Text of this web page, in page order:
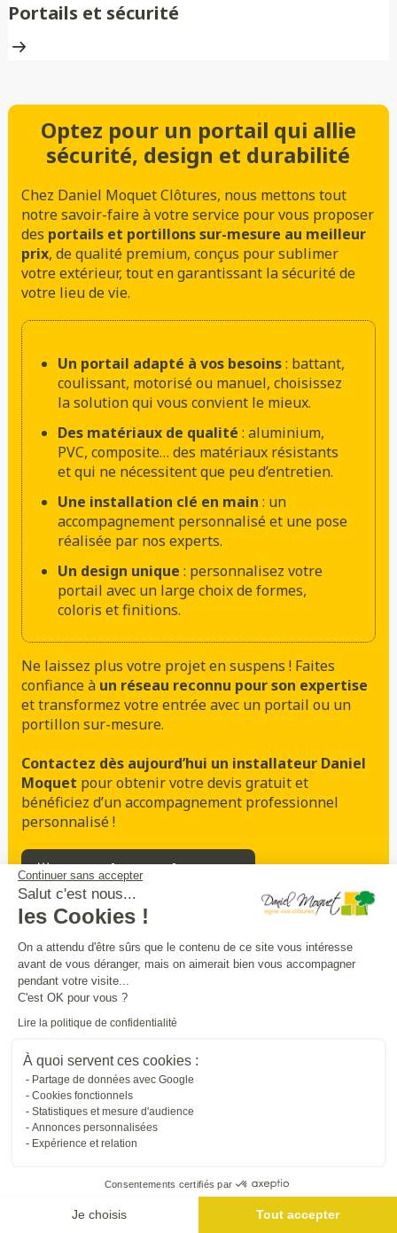
Continuer sans accepter
Salut c'est nous...
les Cookies !
On a attendu d'être sûrs que le contenu de ce site vous intéresse
avant de vous déranger, mais on aimerait bien vous accompagner
pendant votre visite...
C'est OK pour vous ?
Lire la politique de confidentialité
À quoi servent ces cookies :
Partage de données avec Google
Cookies fonctionnels
Statistiques et mesure d'audience
Annonces personnalisées
Expérience et relation
Consentements certifiés par
Je choisis Tout accepter
Portails et sécurité
Optez pour un portail qui allie
sécurité, design et durabilité
Chez Daniel Moquet Clôtures, nous mettons tout
notre savoir-faire à votre service pour vous proposer
des portails et portillons sur-mesure au meilleur
prix, de qualité premium, conçus pour sublimer
votre extérieur, tout en garantissant la sécurité de
votre lieu de vie.
Un portail adapté à vos besoins: battant,
coulissant, motorisé ou manuel, choisissez
la solution qui vous convient le mieux.
Des matériaux de qualité : aluminium,
PVC, composite… des matériaux résistants
et qui ne nécessitent que peu d’entretien.
Une installation clé en main : un
accompagnement personnalisé et une pose
réalisée par nos experts.
Un design unique : personnalisez votre
portail avec un large choix de formes,
coloris et finitions.
Ne laissez plus votre projet en suspens ! Faites
confiance à un réseau reconnu pour son expertise
et transformez votre entrée avec un portail ou un
portillon sur-mesure.
Contactez dès aujourd’hui un installateur Daniel
Moquet pour obtenir votre devis gratuit et
bénéficiez d’un accompagnement professionnel
personnalisé !
Prendre rendez-vous
Sécurité,intimité,praticité:
entourezet sécurisez vos extérieurs